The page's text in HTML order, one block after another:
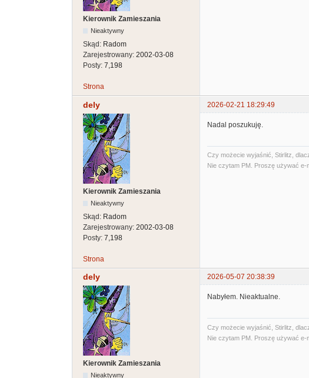
Kierownik Zamieszania
Nieaktywny
Skąd: Radom
Zarejestrowany: 2002-03-08
Posty: 7,198
Strona
dely 2026-02-21 18:29:49
Kierownik Zamieszania
Nieaktywny
Skąd: Radom
Zarejestrowany: 2002-03-08
Posty: 7,198
Nadal poszukuję.
Czy możecie wyjaśnić, Stirlitz,
Nie czytam PM. Proszę używać e-
Strona
dely 2026-05-07 20:38:39
Kierownik Zamieszania
Nieaktywny
Nabyłem. Nieaktualne.
Czy możecie wyjaśnić, Stirlitz,
Nie czytam PM. Proszę używać e-